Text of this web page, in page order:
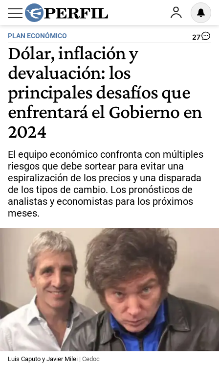
PLAN ECONÓMICO 27
Dólar, inflación y
devaluación: los
principales desafíos que
enfrentará el Gobierno en
2024
El equipo económico confronta con múltiples
riesgos que debe sortear para evitar una
espiralización de los precios y una disparada
de los tipos de cambio. Los pronósticos de
analistas y economistas para los próximos
meses.
Luis Caputo y Javier Milei | Cedoc